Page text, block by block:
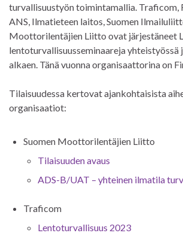
turvallisuustyön toimintamallia. Traficom,
ANS, Ilmatieteen laitos, Suomen
Moottorilentäjien Liitto ovat järjestäneet
lentoturvallisuusseminaareja yhteistyössä
alkaen. Tänä vuonna organisaattorina on
Tilaisuudessa kertovat ajankohtaisista
organisaatiot:
Suomen Moottorilentäjien Liitto
Tilaisuuden avaus
ADS-B/UAT – yhteinen ilmatila
Traficom
Lentoturvallisuus 2023